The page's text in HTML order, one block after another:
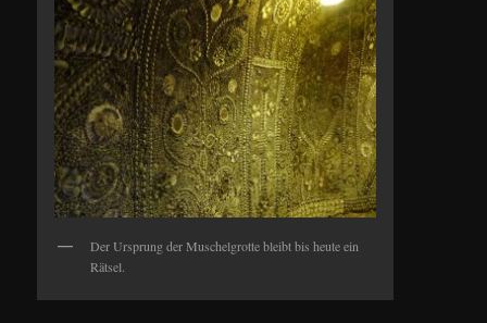
Der Ursprung der Muschelgrotte bleibt bis heute ein
Rätsel.